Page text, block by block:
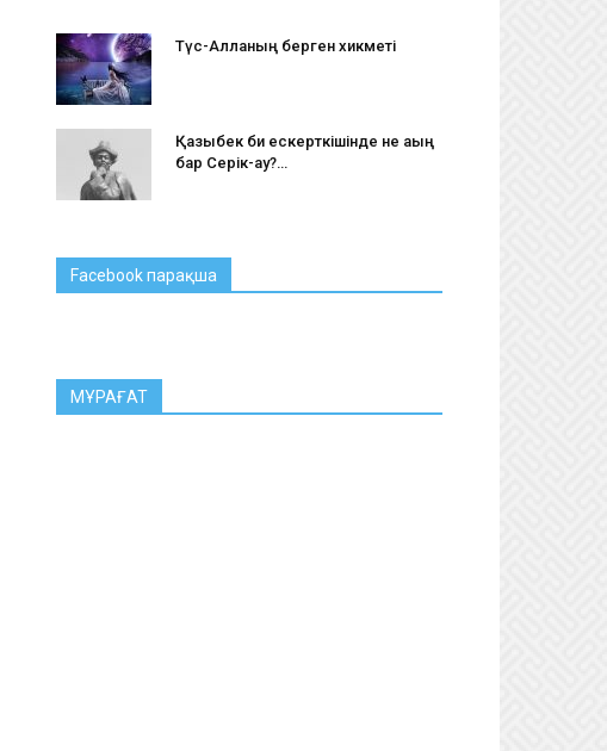
Түс-Алланың берген хикметі
Қазыбек би ескерткішінде не ақың
бар Серік-ау?…
Facebook парақша
МҰРАҒАТ